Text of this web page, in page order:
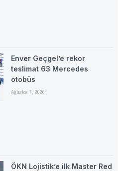
Enver Geçgel’e rekor
teslimat 63 Mercedes
otobüs
Ağustos 7, 2026
ÖKN Lojistik’e ilk Master Red